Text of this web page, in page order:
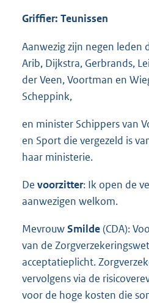
Griffier: Teunissen
Aanwezig zijn negen leden
Arib, Dijkstra, Gerbrands,
der Veen, Voortman en
Scheppink,
en minister Schippers van
en Sport die vergezeld is
haar ministerie.
De voorzitter: Ik open de
aanwezigen welkom.
MevrouwSmilde(CDA):
van de
acceptatieplicht.
vervolgens via de
voor de hoge kosten die